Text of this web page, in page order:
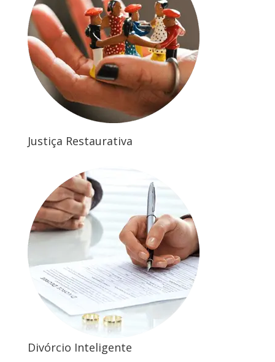
Justiça Restaurativa
Divórcio Inteligente